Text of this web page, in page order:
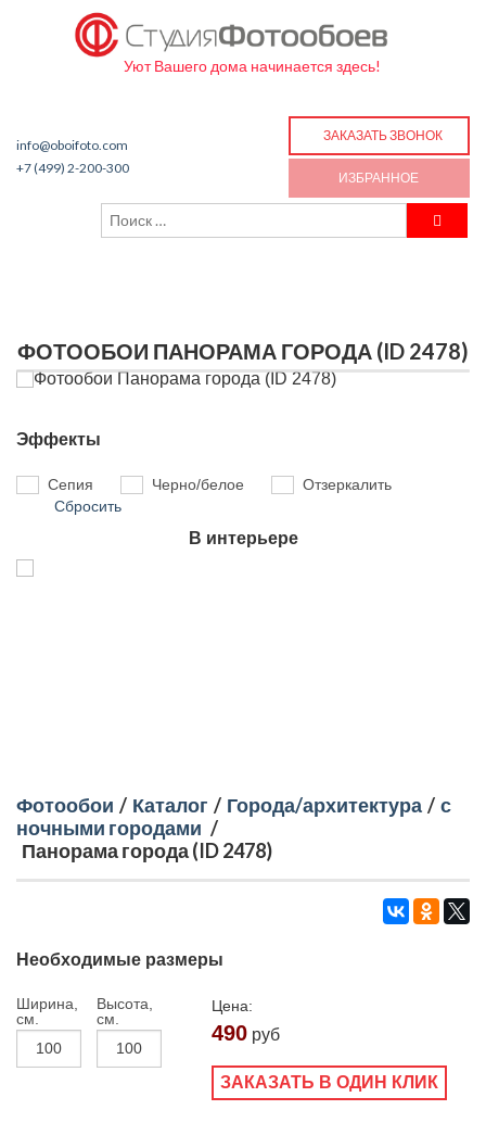
Уют Вашего дома начинается здесь!
info@oboifoto.com
+7 (499) 2-200-300
ЗАКАЗАТЬ ЗВОНОК
ИЗБРАННОЕ
ФОТООБОИ ПАНОРАМА ГОРОДА (ID 2478)
Эффекты
Сепия Черно/белое
Отзеркалить
Сбросить
В интерьере
Фотообои / Каталог / Города/архитектура / с
ночными городами /
Панорама города (ID 2478)
Необходимые размеры
Ширина,
см.
Высота,
см.
Цена:
490 руб
ЗАКАЗАТЬ В ОДИН КЛИК